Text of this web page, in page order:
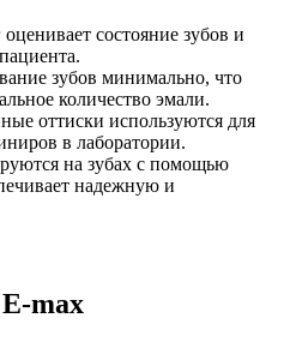
состояние зубов и
зубов минимально, что
количество эмали.
оттиски используются для
в лаборатории.
на зубах с помощью
надежную и
max